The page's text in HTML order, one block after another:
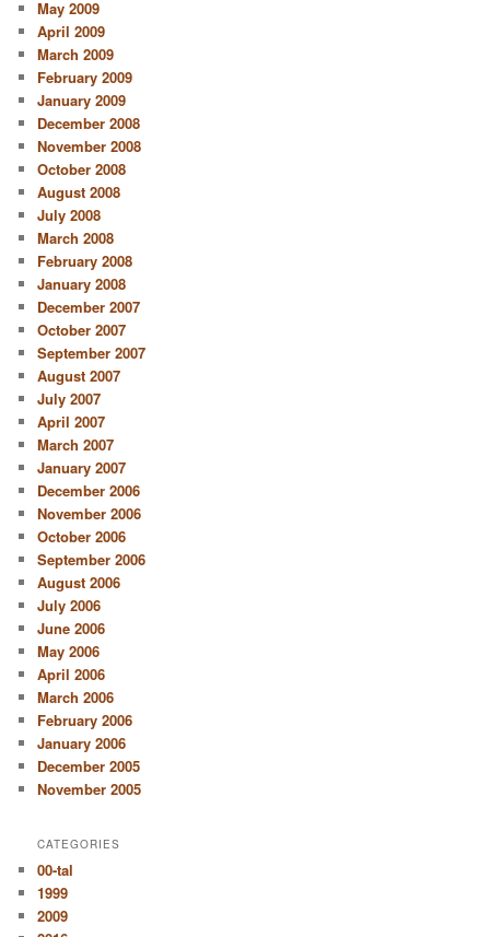
May 2009
April 2009
March 2009
February 2009
January 2009
December 2008
November 2008
October 2008
August 2008
July 2008
March 2008
February 2008
January 2008
December 2007
October 2007
September 2007
August 2007
July 2007
April 2007
March 2007
January 2007
December 2006
November 2006
October 2006
September 2006
August 2006
July 2006
June 2006
May 2006
April 2006
March 2006
February 2006
January 2006
December 2005
November 2005
CATEGORIES
00-tal
1999
2009